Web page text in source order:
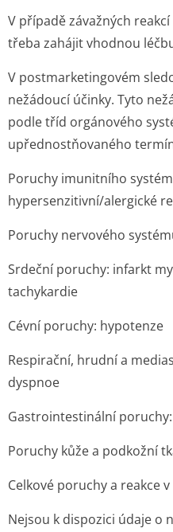
V případě závažných
třeba zahájit vhodnou
V postmarketingovém
nežádoucí účinky. Tyto
podle tříd orgánového
upřednostňovaného
Poruchy imunitního
hypersenzitiv­ní/alergické
Poruchy nervového
Srdeční poruchy: infarkt
tachykardie
Cévní poruchy: hypotenze
Respirační, hrudní a
dyspnoe
Gastrointestinální
Poruchy kůže a podkožní
Celkové poruchy a reakce
Nejsou k dispozici údaje o